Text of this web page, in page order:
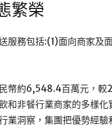
繁榮
服務包括:(1)面向商家及
幣約6,548.4百萬元，
和非餐行業商家的多樣
業洞察，集團把優勢經